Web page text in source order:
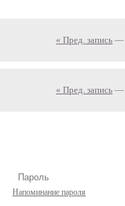
« Пред. запись —
« Пред. запись —
Напоминание пароля